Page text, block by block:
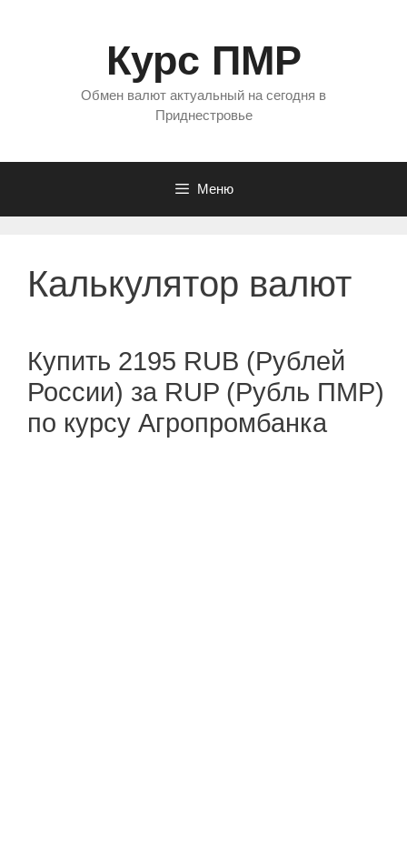
Курс ПМР
Обмен валют актуальный на сегодня в
Приднестровье
Меню
Калькулятор валют
Купить 2195 RUB (Рублей
России) за RUP (Рубль ПМР)
по курсу Агропромбанка